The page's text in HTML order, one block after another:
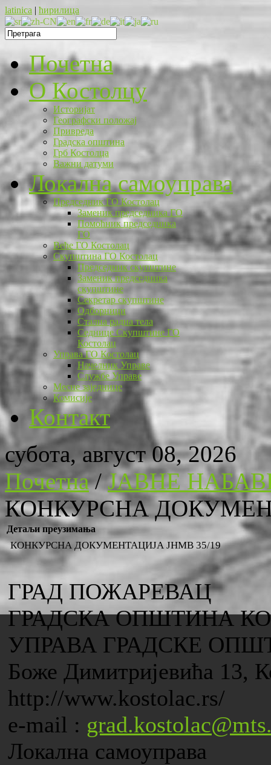
latinica | ћирилица
Почетна
O Костолцу
Историјат
Географски положај
Привреда
Градска општина
Грб Костолца
Важни датуми
Локална самоуправа
Председник ГО Костолац
Заменик председника ГО
Помоћник председника
ГО
Веће ГО Костолац
Скупштина ГО Костолац
Председник скупштине
Заменик председника
скупштине
Секретар скупштине
Одборници
Стална радна тела
Седнице Скупштине ГО
Костолац
Управа ГО Костолац
Начелник Управе
Службе Управе
Месне заједнице
Комисије
Контакт
субота, август 08, 2026
Почетна/ЈАВНЕ
КОНКУРСНА
Детаљи преузимања
КОНКУРСНА ДОКУМЕНТАЦИЈА ЈНМВ 35/19
ГРАД ПОЖАРЕВАЦ
ГРАДСКА ОПШТИНА
УПРАВА ГРАДСКЕ
Боже Димитријевића 13,
http://www.kostolac.rs/
e-mail :
Локална самоуправа